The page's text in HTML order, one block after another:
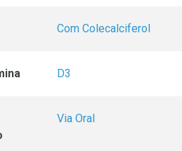
Com Colecalciferol
D3
Via Oral